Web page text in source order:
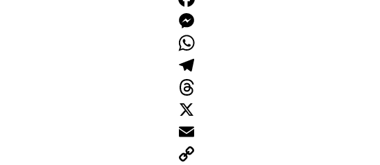
Facebook
Messenger
WhatsApp
Telegram
Threads
X
Email